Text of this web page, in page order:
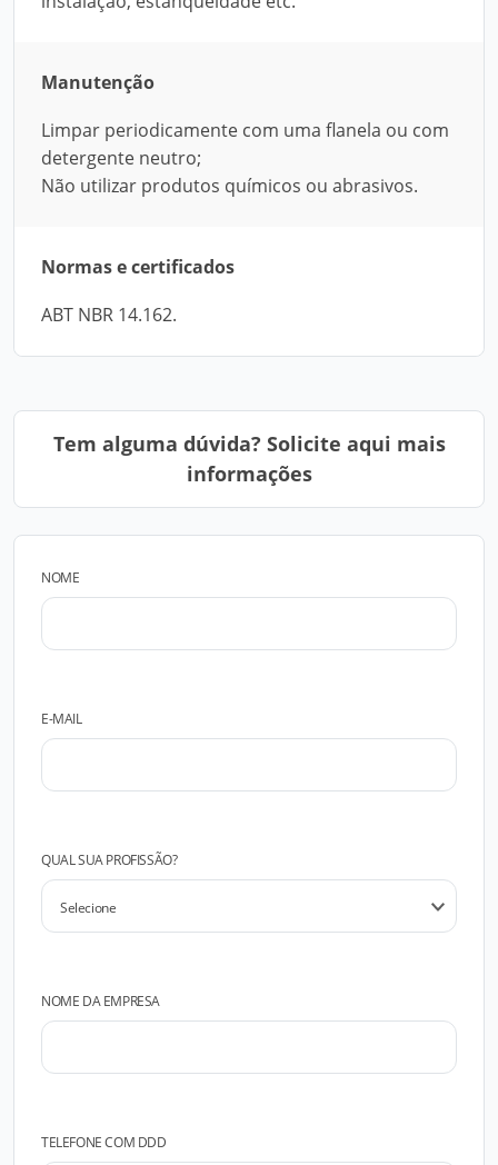
Manutenção
Limpar periodicamente com uma flanela ou com
detergente neutro;
Não utilizar produtos químicos ou abrasivos.
Normas e certificados
ABT NBR 14.162.
Tem alguma dúvida? Solicite aqui mais
informações
NOME
E-MAIL
QUAL SUA PROFISSÃO?
NOME DA EMPRESA
TELEFONE COM DDD